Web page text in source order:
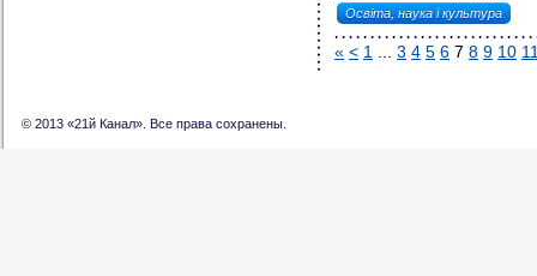
Освіта, наука і культура
« < 1 3 4 5 6 7 8 9 10
© 2013 «21й Канал». Все права сохранены.